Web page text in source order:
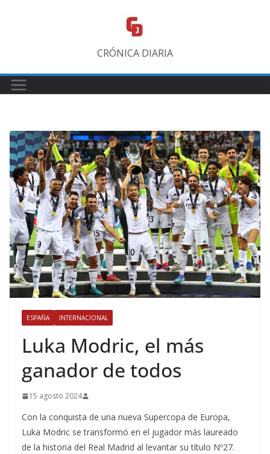
CRÓNICA DIARIA
ESPAÑA INTERNACIONAL
Luka Modric, el más
ganador de todos
15 agosto 2024
Con la conquista de una nueva Supercopa de Europa,
Luka Modric se transformó en el jugador más laureado
de la historia del Real Madrid al levantar su título Nº27.